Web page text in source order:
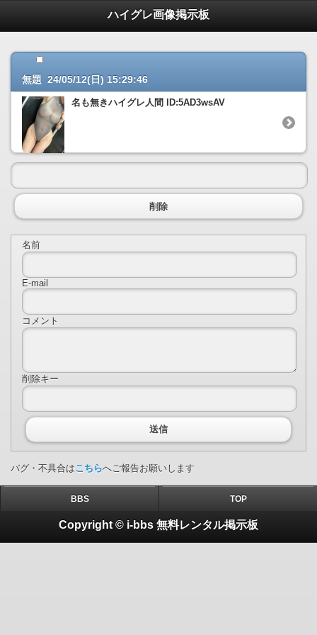
ハイグレ画像掲示板
無題 24/05/12(日) 15:29:46
名も無きハイグレ人間 ID:5AD3wsAV
削除
名前
E-mail
コメント
削除キー
送信
バグ・不具合はこちらへご報告お願いします
BBS TOP
Copyright © i-bbs 無料レンタル掲示板